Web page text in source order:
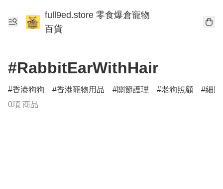
full9ed.store 零食爆倉寵物
百貨
#RabbitEarWithHair
香港狗狗 香港寵物用品 關節護理 老狗照顧
細
0項 商品